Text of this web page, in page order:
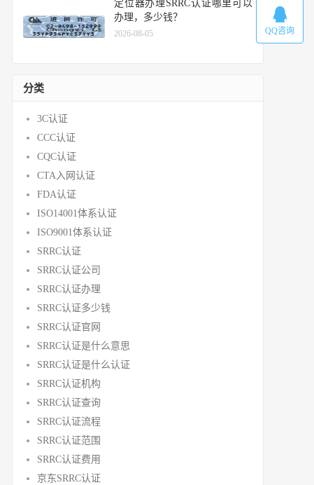
定位器办理SRRC认证哪里可以
办理，多少钱？
2026-08-05
分类
3C认证
CCC认证
CQC认证
CTA入网认证
FDA认证
ISO14001体系认证
ISO9001体系认证
SRRC认证
SRRC认证公司
SRRC认证办理
SRRC认证多少钱
SRRC认证官网
SRRC认证是什么意思
SRRC认证是什么认证
SRRC认证机构
SRRC认证查询
SRRC认证流程
SRRC认证范围
SRRC认证费用
京东SRRC认证
QQ咨询